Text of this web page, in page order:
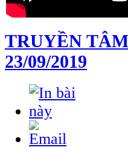
TRUYỀN
23/09/2019